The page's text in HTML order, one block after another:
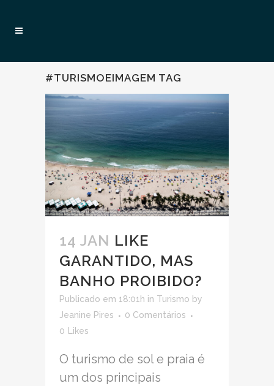
#TURISMOEIMAGEM TAG
14 JAN LIKE
GARANTIDO, MAS
BANHO PROIBIDO?
Publicado em 18:01h in Turismo by
Jeanine Pires
0 Comentários
0
Likes
O turismo de sol e praia é
um dos principais